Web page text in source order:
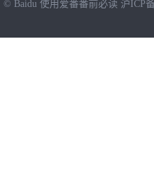
© Baidu 使用爱番番前必读 沪ICP